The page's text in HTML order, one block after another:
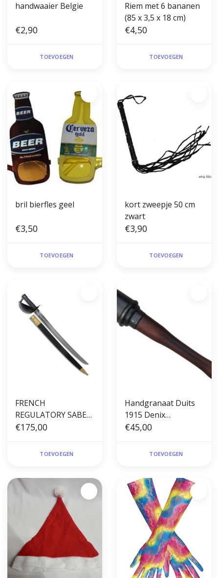
handwaaier Belgie
€2,90
TOEVOEGEN
Riem met 6 bananen
(85 x 3,5 x 18 cm)
€4,50
TOEVOEGEN
bril bierfles geel
€3,50
TOEVOEGEN
kort zweepje 50 cm
zwart
€3,90
TOEVOEGEN
FRENCH
REGULATORY SABER
"POT FRANCAIS"
€175,00
TOEVOEGEN
Handgranaat Duits
1915 Denix
Stielhandgranate
€45,00
TOEVOEGEN